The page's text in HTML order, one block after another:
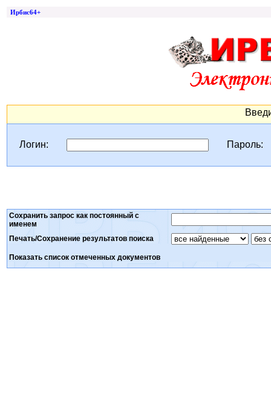
Ирбис64+
Логин: Пароль:
Сохранить запрос как постоянный с
именем
Печать/Сохранение результатов поиска
Показать список отмеченных документов